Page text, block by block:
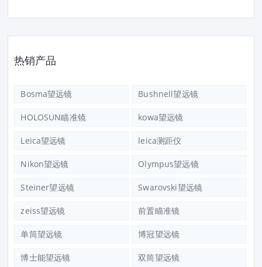
热销产品
Bosma望远镜 Bushnell望远镜
HOLOSUN瞄准镜 kowa望远镜
Leica望远镜 leica测距仪
Nikon望远镜 Olympus望远镜
Steiner望远镜 Swarovski望远镜
zeiss望远镜 前置瞄准镜
单筒望远镜 博冠望远镜
博士能望远镜 双筒望远镜